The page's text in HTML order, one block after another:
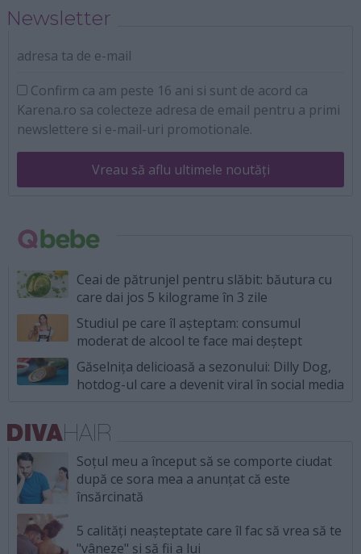
Newsletter
adresa ta de e-mail
Confirm ca am peste 16 ani si sunt de acord ca
Karena.ro sa colecteze adresa de email pentru a primi
newslettere si e-mail-uri promotionale.
Vreau să aflu ultimele noutăți
Ceai de pătrunjel pentru slăbit: băutura cu
care dai jos 5 kilograme în 3 zile
Studiul pe care îl așteptam: consumul
moderat de alcool te face mai deștept
Găselnița delicioasă a sezonului: Dilly Dog,
hotdog-ul care a devenit viral în social media
Soțul meu a început să se comporte ciudat
după ce sora mea a anunțat că este
însărcinată
5 calități neașteptate care îl fac să vrea să te
"vâneze" și să fii a lui